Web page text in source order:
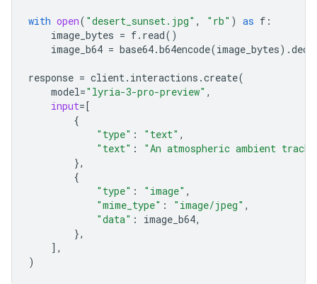
with open( "desert_sunset.jpg" , "rb" ) as f :
image_bytes = f. read()
image_b64 = base64.b64encode(image_bytes) .
response = client. interactions .create(
model="lyria-3-pro-preview" ,
input=[
{
"type" : "text" ,
"text" :
"An atmospheric ambient
},
{
"type" : "image" ,
"mime_type" : "image/jpeg" ,
"data" : image_b64,
},
],
)